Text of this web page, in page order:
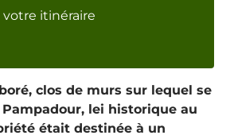
clos de murs sur lequel se
lei historique au
était destinée à un
votre itinéraire